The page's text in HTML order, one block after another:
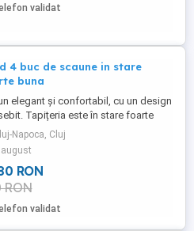
validat
4 buc de scaune in stare
buna
elegant și confortabil, cu un design
Tapițeria este în stare foarte
fără defecte vizibile. Cadrul metalic
conferă o notă de rafinament. Poate
excelentă pentru amenajarea
sau a biroului. Buc 200 ron.
Napoca, Cluj
august
RON
RON
validat